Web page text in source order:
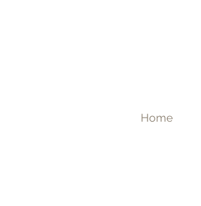
Home